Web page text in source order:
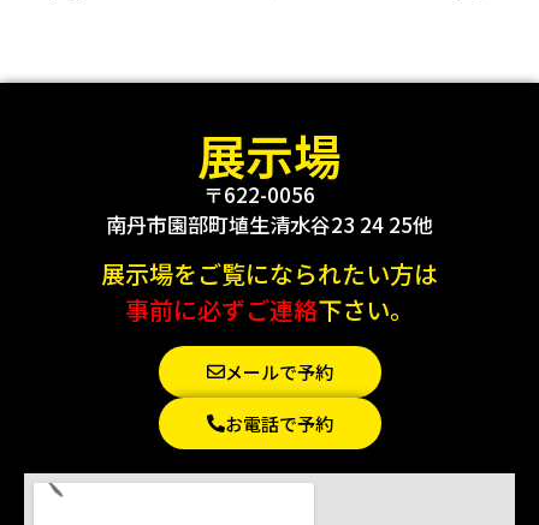
展示場
〒622-0056
南丹市園部町埴生清水谷23 24 25他
展示場をご覧になられたい方は
事前に必ずご連絡下さい。
メールで予約
お電話で予約